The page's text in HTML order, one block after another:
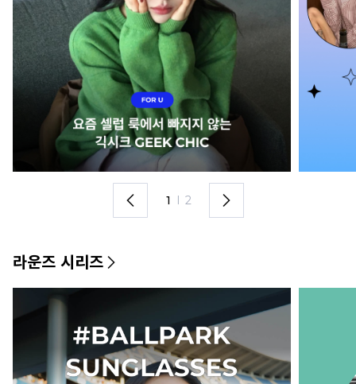
1 I 2
라운즈 시리즈